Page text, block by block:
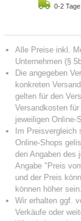
0-2 Tage